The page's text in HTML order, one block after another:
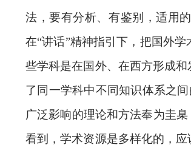
法，要有分析、有鉴别，适用
在“讲话”精神指引下，把国外
些学科是在国外、在西方形成
了同一学科中不同知识体系之
广泛影响的理论和方法奉为圭
看到，学术资源是多样化的，